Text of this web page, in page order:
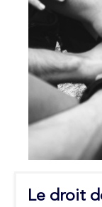
Le droit